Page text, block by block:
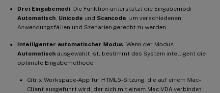
Drei Eingabemodi: Die Funktion unterstützt die Eingabemodi
Automatisch Unicode und Scancode , um verschiedenen
Anwendungsfällen und Szenarien gerecht zu werden.
Intelligenter automatischer Modus: Wenn der Modus
Automatisch ausgewählt ist, bestimmt das System intelligent die
optimale Eingabemethode:
Citrix Workspace-App für HTML5-Sitzung, die auf einem Mac-
Client ausgeführt wird, der sich mit einem Mac-VDA verbindet: